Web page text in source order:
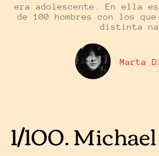
era adolescente. En ella
de 100 hombres con los
distinta
Marta
1/100.